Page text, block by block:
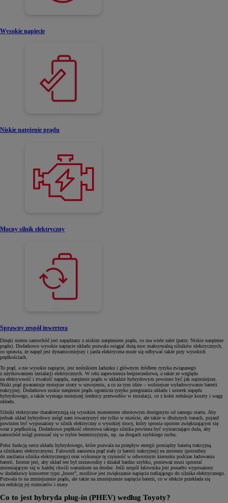
Wysokie napięcie
Niskie natężenie prądu
Mocny silnik elektryczny
Sprawny zespół inwertera
Dzięki niemu samochód jest napędzany z niskim natężeniem prądu, co ma wiele zalet (patrz: Niskie natężenie
prądu). Dodatkowo wysokie napięcie układu pozwala osiągać dużą moc maksymalną silników elektrycznych,
co sprawia, że napęd jest dynamiczniejszy i jazda elektryczna może się odbywać także przy wysokich
prędkościach.
To prąd, a nie wysokie napięcie, jest nośnikiem ładunku i głównym źródłem ryzyka związanego
z użytkowaniem instalacji elektrycznych. W celu zapewnienia bezpieczeństwa, a także ze względu
na efektywność i trwałość napędu, natężenie prądu w układzie hybrydowym powinno być jak najmniejsze.
Niski prąd gwarantuje mniejsze straty w uzwojeniu, a co za tym idzie – wolniejsze wyładowywanie baterii
trakcyjnej. Dodatkowo niskie natężenie prądu ogranicza ryzyko przegrzania układu i usterek napędu
hybrydowego, a także wymaga mniejszej średnicy przewodów w instalacji, co z kolei redukuje koszty i wagę
układu.
Silniki elektryczne charakteryzują się wysokim momentem obrotowym dostępnym od samego startu. Aby
jednak układ hybrydowy mógł nam towarzyszyć nie tylko w mieście, ale także w dłuższych trasach, pojazd
powinien być wyposażony w silnik elektryczny o wysokiej mocy, który sprosta oporom zwiększającym się
wraz z prędkością. Dodatkowo prędkość obrotowa takiego silnika powinna być wystarczająco duża, aby
samochód mógł poruszać się w trybie bezemisyjnym, np. na drogach szybkiego ruchu.
Pełni funkcję serca układu hybrydowego, które pozwala na przepływ energii pomiędzy baterią trakcyjną
a silnikami elektrycznymi. Falownik zamienia prąd stały (z baterii trakcyjnej) na zmienny (potrzebny
do zasilania silnika elektrycznego) oraz wykonuje tę czynność w odwrotnym kierunku podczas ładowania
baterii. Istotne jest, aby układ ten był niezawodny i działał bardzo szybko, ponieważ musi sprostać
zmieniającym się w każdej chwili warunkom na drodze. Jeśli zespół falownika jest ponadto wyposażony
w dodatkowy konwerter typu „boost”, możliwe jest zwiększanie napięcia trafiającego do silnika elektrycznego.
Pozwala to na zmniejszenie prądu, ale także na zmniejszenie napięcia baterii, co w efekcie przekłada się
na redukcję jej rozmiarów i masy.
Co to jest hybryda plug-in (PHEV) według Toyoty?